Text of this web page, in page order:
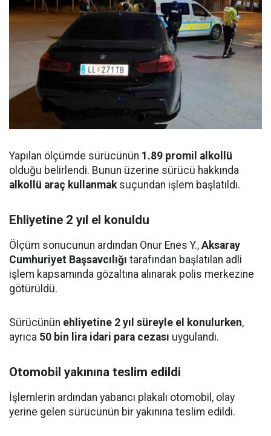
Yapılan ölçümde sürücünün 1.89 promil alkollü
olduğu belirlendi. Bunun üzerine sürücü hakkında
alkollü araç kullanmaksuçundan işlem başlatıldı.
Ehliyetine 2 yıl el konuldu
Ölçüm sonucunun ardından Onur Enes Y., Aksaray
Cumhuriyet Başsavcılığı tarafından başlatılan adli
işlem kapsamında gözaltına alınarak polis merkezine
götürüldü.
Sürücünün ehliyetine 2 yıl süreyle el konulurken,
ayrıca 50 bin lira idari para cezası uygulandı.
Otomobil yakınına teslim edildi
İşlemlerin ardından yabancı plakalı otomobil, olay
yerine gelen sürücünün bir yakınına teslim edildi.